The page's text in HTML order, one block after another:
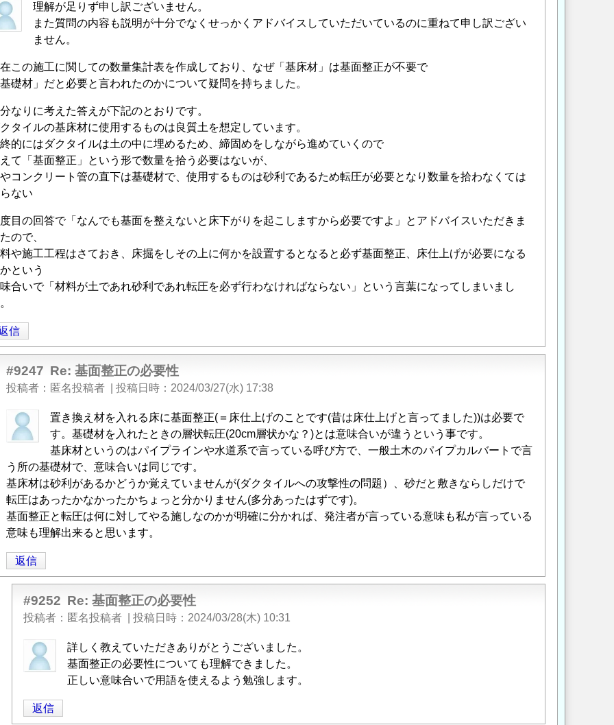
Re:
」
理解が足りず申し訳ございません。
また質問の内容も説明が十分でなくせっかくアドバイスしていただいているのに重ねて申し訳ござい
ません。
この施工に関しての数量集計表を作成しており、なぜ「基床材」は基面整正が不要で
礎材」だと必要と言われたのかについて疑問を持ちました。
なりに考えた答えが下記のとおりです。
タイルの基床材に使用するものは良質土を想定しています。
的にはダクタイルは土の中に埋めるため、締固めをしながら進めていくので
て「基面整正」という形で数量を拾う必要はないが、
コンクリート管の直下は基礎材で、使用するものは砂利であるため転圧が必要となり数量を拾わなくては
ない
目の回答で「なんでも基面を整えないと床下がりを起こしますから必要ですよ」とアドバイスいただきま
ので、
や施工工程はさておき、床掘をしその上に何かを設置するとなると必ず基面整正、床仕上げが必要になる
という
合いで「材料が土であれ砂利であれ転圧を必ず行わなければならない」という言葉になってしまいまし
信
#9247 Re: 基面整正の必要性
投稿者 匿名投稿者 投稿日時 2024/03/27(水) 17:38
匿
名
稿
者
に
よ
る
基
面
置き換え材を入れる床に基面整正(＝床仕上げのことです(昔は床仕上げと言ってました))は必要で
す。基礎材を入れたときの層状転圧(20cm層状かな？)とは意味合いが違うという事です。
基床材というのはパイプラインや水道系で言っている呼び方で、一般土木のパイプカルバートで言
う所の基礎材で、意味合いは同じです。
基床材は砂利があるかどうか覚えていませんが(ダクタイルへの攻撃性の問題）、砂だと敷きならしだけで
転圧はあったかなかったかちょっと分かりません(多分あったはずです)。
基面整正と転圧は何に対してやる施しなのかが明確に分かれば、発注者が言っている意味も私が言っている
意味も理解出来ると思います。
返信
#9252 Re: 基面整正の必要性
投稿者 匿名投稿者 投稿日時 2024/03/28(木) 10:31
匿
名
者
詳しく教えていただきありがとうございました。
基面整正の必要性についても理解できました。
正しい意味合いで用語を使えるよう勉強します。
返信